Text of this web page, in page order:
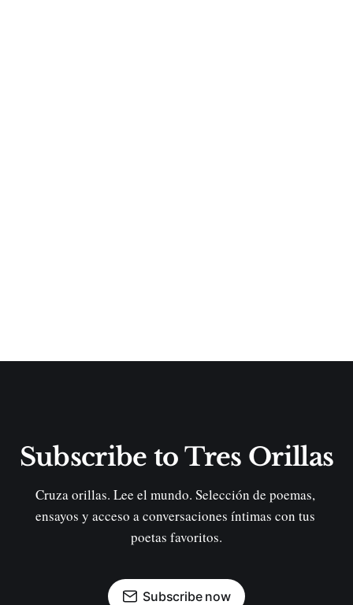
Subscribe to Tres Orillas
Cruza orillas. Lee el mundo. Selección de poemas,
ensayos y acceso a conversaciones íntimas con tus
poetas favoritos.
Subscribe now